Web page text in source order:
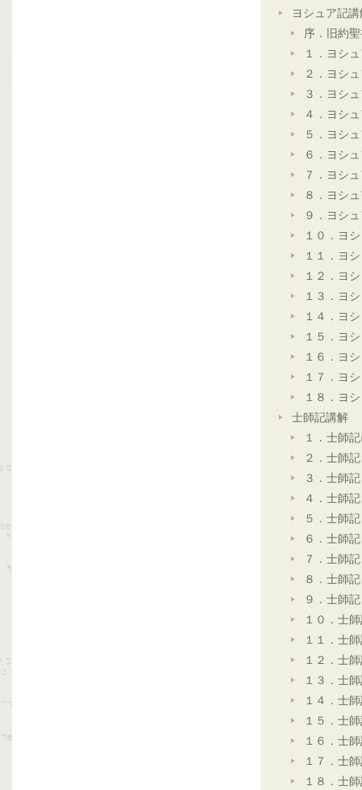
ヨシュア記講
序．旧約
１．ヨシ
２．ヨシ
３．ヨシ
４．ヨシ
５．ヨシ
６．ヨシ
７．ヨシ
８．ヨシ
９．ヨシ
１０．ヨ
１１．ヨ
１２．ヨ
１３．ヨ
１４．ヨ
１５．ヨ
１６．ヨ
１７．ヨ
１８．ヨ
士師記講解
１．士師
２．士師
３．士師
４．士師
５．士師
６．士師
７．士師
８．士師
９．士師
１０．士
１１．士
１２．士
１３．士
１４．士
１５．士
１６．士
１７．士
１８．士